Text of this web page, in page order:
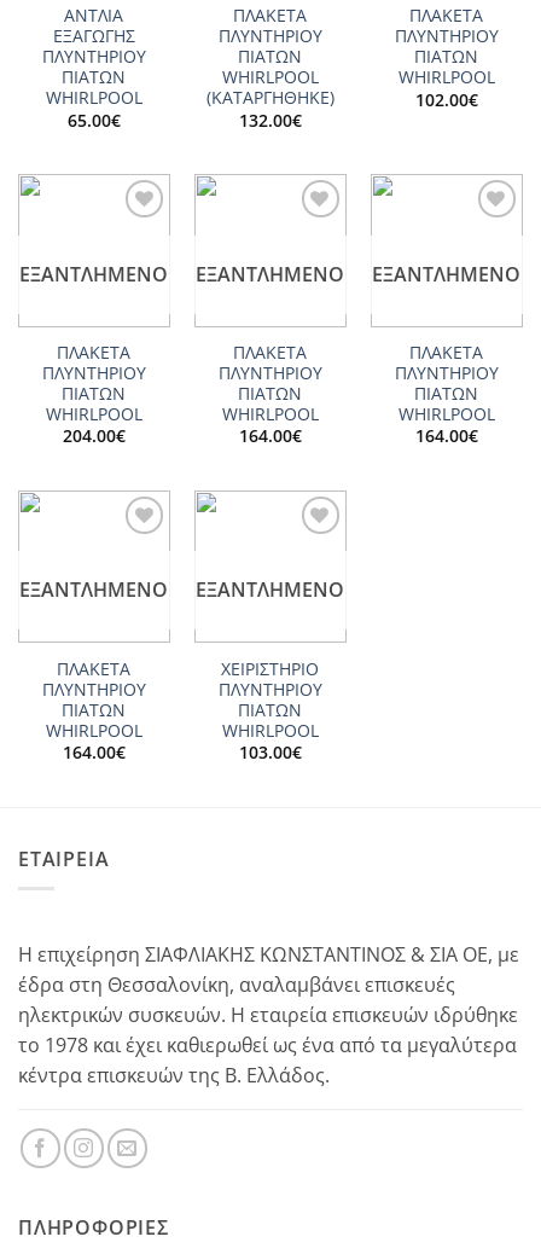
ΑΝΤΛΙΑ
ΕΞΑΓΩΓΗΣ
ΠΛΥΝΤΗΡΙΟΥ
ΠΙΑΤΩΝ
WHIRLPOOL
65.00€
ΠΛΑΚΕΤΑ
ΠΛΥΝΤΗΡΙΟΥ
ΠΙΑΤΩΝ
WHIRLPOOL
(ΚΑΤΑΡΓΗΘΗΚΕ)
132.00€
ΠΛΑΚΕΤΑ
ΠΛΥΝΤΗΡΙΟΥ
ΠΙΑΤΩΝ
WHIRLPOOL
102.00€
ΕΞΑΝΤΛΗΜΈΝΟ
ΠΛΑΚΕΤΑ
ΠΛΥΝΤΗΡΙΟΥ
ΠΙΑΤΩΝ
WHIRLPOOL
204.00€
ΕΞΑΝΤΛΗΜΈΝΟ
ΠΛΑΚΕΤΑ
ΠΛΥΝΤΗΡΙΟΥ
ΠΙΑΤΩΝ
WHIRLPOOL
164.00€
ΕΞΑΝΤΛΗΜΈΝΟ
ΠΛΑΚΕΤΑ
ΠΛΥΝΤΗΡΙΟΥ
ΠΙΑΤΩΝ
WHIRLPOOL
164.00€
ΕΞΑΝΤΛΗΜΈΝΟ
ΠΛΑΚΕΤΑ
ΠΛΥΝΤΗΡΙΟΥ
ΠΙΑΤΩΝ
WHIRLPOOL
164.00€
ΕΞΑΝΤΛΗΜΈΝΟ
ΧΕΙΡΙΣΤΗΡΙΟ
ΠΛΥΝΤΗΡΙΟΥ
ΠΙΑΤΩΝ
WHIRLPOOL
103.00€
ΕΤΑΙΡΕΙΑ
Η επιχείρηση ΣΙΑΦΛΙΑΚΗΣ ΚΩΝΣΤΑΝΤΙΝΟΣ & ΣΙΑ ΟΕ, με
έδρα στη Θεσσαλονίκη, αναλαμβάνει επισκευές
ηλεκτρικών συσκευών. Η εταιρεία επισκευών ιδρύθηκε
το 1978 και έχει καθιερωθεί ως ένα από τα μεγαλύτερα
κέντρα επισκευών της Β. Ελλάδος.
ΠΛΗΡΟΦΟΡΊΕΣ